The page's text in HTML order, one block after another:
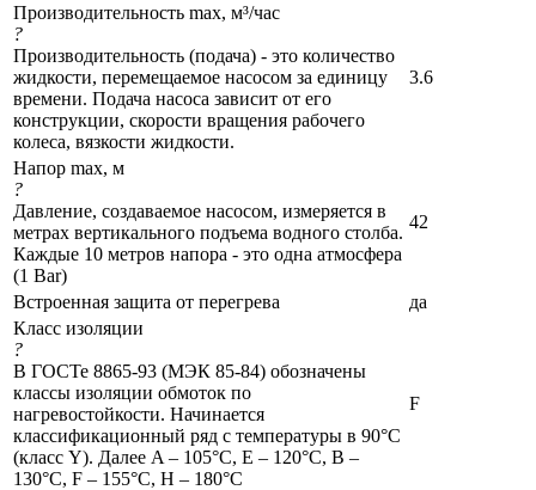
Производительность max, м³/час
?
Производительность (подача) - это количество
жидкости, перемещаемое насосом за единицу
времени. Подача насоса зависит от его
конструкции, скорости вращения рабочего
колеса, вязкости жидкости.
3.6
Напор max, м
?
Давление, создаваемое насосом, измеряется в
метрах вертикального подъема водного столба.
Каждые 10 метров напора - это одна атмосфера
(1 Bar)
42
Встроенная защита от перегрева
да
Класс изоляции
?
В ГОСТе 8865-93 (МЭК 85-84) обозначены
классы изоляции обмоток по
нагревостойкости. Начинается
классификационный ряд с температуры в 90°C
(класс Y). Далее A – 105°C, Е – 120°C, В –
130°C, F – 155°C, Н – 180°C
F